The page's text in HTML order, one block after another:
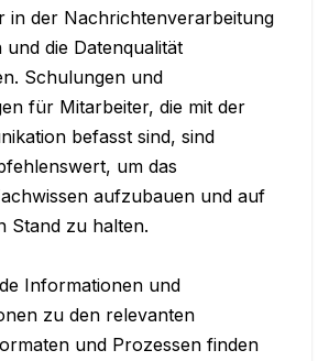
in der Nachrichtenverarbeitung
und die Datenqualität
Schulungen und
für Mitarbeiter, die mit der
befasst sind, sind
um das
aufzubauen und auf
Stand zu halten.
Informationen und
zu den relevanten
und Prozessen finden